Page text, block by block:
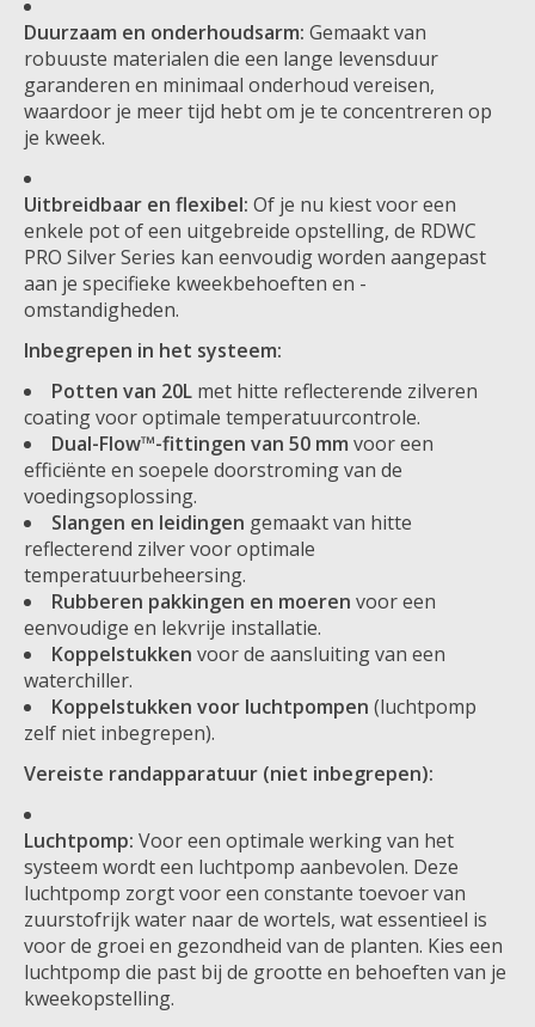
Duurzaam en onderhoudsarm: Gemaakt van
robuuste materialen die een lange levensduur
garanderen en minimaal onderhoud vereisen,
waardoor je meer tijd hebt om je te concentreren op
je kweek.
Uitbreidbaar en flexibel: Of je nu kiest voor een
enkele pot of een uitgebreide opstelling, de RDWC
PRO Silver Series kan eenvoudig worden aangepast
aan je specifieke kweekbehoeften en -
omstandigheden.
Inbegrepen in het systeem:
Potten van 20L met hitte reflecterende zilveren
coating voor optimale temperatuurcontrole.
Dual-Flow™-fittingen van 50 mm voor een
efficiënte en soepele doorstroming van de
voedingsoplossing.
Slangen en leidingen gemaakt van hitte
reflecterend zilver voor optimale
temperatuurbeheersing.
Rubberen pakkingen en moeren voor een
eenvoudige en lekvrije installatie.
Koppelstukken voor de aansluiting van een
waterchiller.
Koppelstukken voor luchtpompen (luchtpomp
zelf niet inbegrepen).
Vereiste randapparatuur (niet inbegrepen):
Luchtpomp: Voor een optimale werking van het
systeem wordt een luchtpomp aanbevolen. Deze
luchtpomp zorgt voor een constante toevoer van
zuurstofrijk water naar de wortels, wat essentieel is
voor de groei en gezondheid van de planten. Kies een
luchtpomp die past bij de grootte en behoeften van je
kweekopstelling.